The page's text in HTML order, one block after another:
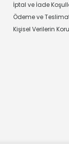
İptal ve İade
Ödeme ve
Kişisel Verilerin